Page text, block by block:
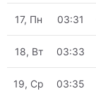
17, Пн 03:31
18, Вт 03:33
19, Ср 03:35